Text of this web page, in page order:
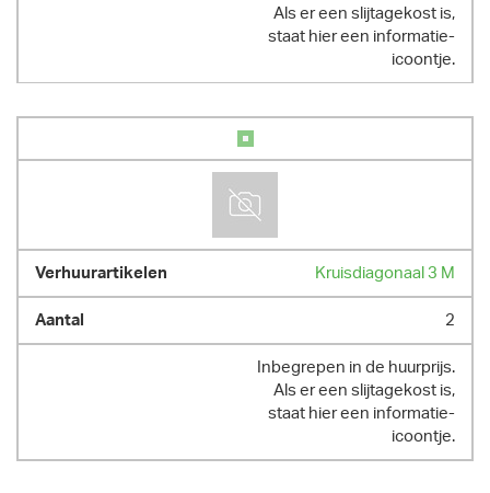
Als er een slijtagekost is,
staat hier een informatie-
icoontje.
Kruisdiagonaal 3 M
2
Inbegrepen in de huurprijs.
Als er een slijtagekost is,
staat hier een informatie-
icoontje.